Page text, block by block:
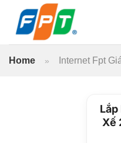
Home » Internet Fpt
Lắp
Xế